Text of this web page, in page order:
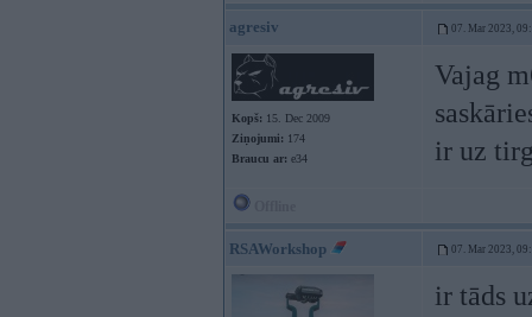
agresiv 07. Mar 2023,
Kopš: 15. Dec 2009
Ziņojumi: 174
Braucu ar: e34
Vajag
ir uz
RSAWorkshop 07. Mar 2023,
ir tāds